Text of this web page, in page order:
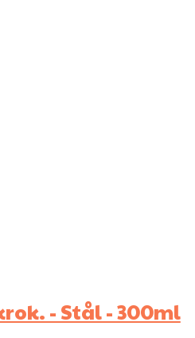
- Stål - 300ml